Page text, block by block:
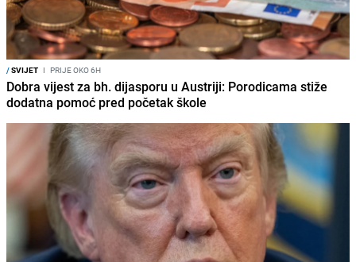
/SVIJET I PRIJE OKO 6H
Dobra vijest za bh. dijasporu u Austriji: Porodicama stiže
dodatna pomoć pred početak škole